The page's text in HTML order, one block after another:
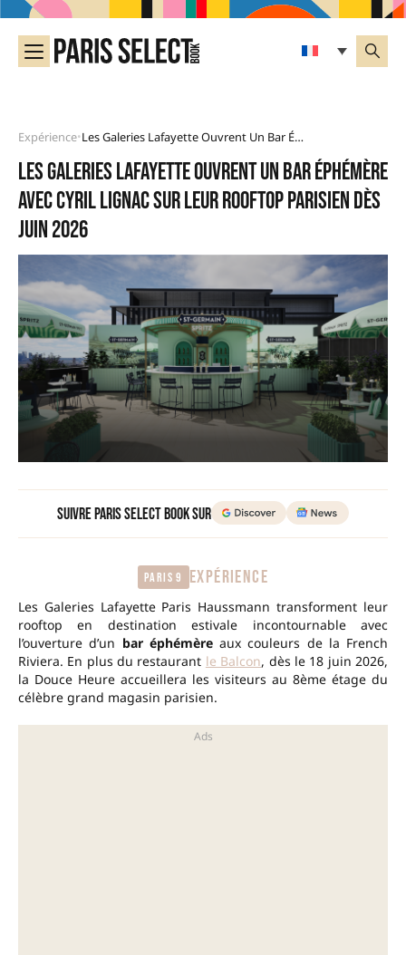
Expérience• Les Galeries Lafayette Ouvrent Un Bar Éphémère Avec Cyril Lignac Sur Leur Rooftop Parisien Dès Juin 2026
Les Galeries Lafayette ouvrent un bar éphémère
avec Cyril Lignac sur leur rooftop parisien dès
juin 2026
Suivre Paris Select Book sur
Paris 9 EXPÉRIENCE
Les Galeries Lafayette Paris Haussmann transforment leur
rooftop en destination estivale incontournable avec
l’ouverture d’un bar éphémèreaux couleurs de la French
Riviera. En plus du restaurant le Balcon, dès le 18 juin 2026,
la Douce Heure accueillera les visiteurs au 8ème étage du
célèbre grand magasin parisien.